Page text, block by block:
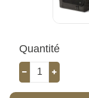
Quantité